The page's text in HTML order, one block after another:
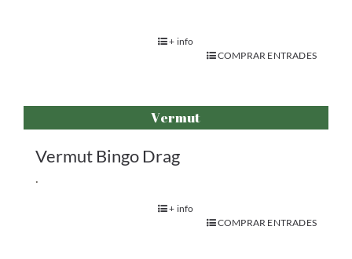
+ info
COMPRAR ENTRADES
Vermut
Vermut Bingo Drag
.
+ info
COMPRAR ENTRADES